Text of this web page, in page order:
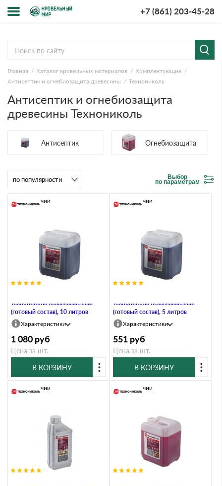
+7 (861) 203-45-28
компании
и оплата
ответы
Главная Каталог кровельных материалов
Комплектующие
Антисептик и огнебиозащита древесины
Технониколь
Антисептик и огнебиозащита
древесины Технониколь
Антисептик Огнебиозащита
Выбор
по параметрам
Технониколь невымываемый
(готовый состав), 10 литров
В наличии
Характеристики
1 080 руб
Цена за шт.
В КОРЗИНУ
Технониколь невымываемый
(готовый состав), 5 литров
В наличии
Характеристики
551 руб
Цена за шт.
В КОРЗИНУ
В наличии В наличии